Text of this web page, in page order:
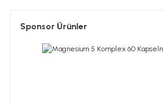
Sponsor Ürünler